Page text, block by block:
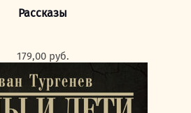
Рассказы
179,00 руб.